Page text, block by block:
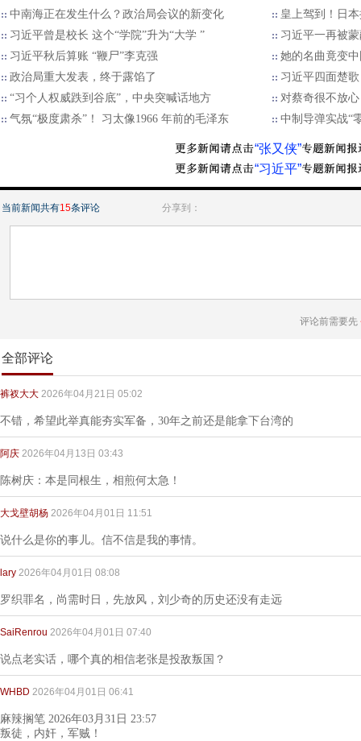
中南海正在发生什么？政治局会议的新变化
皇上驾到！日
习近平曾是校长 这个“学院”升为“大学 ”
习近平一再被
习近平秋后算账 “鞭尸”李克强
她的名曲竟变
政治局重大发表，终于露馅了
习近平四面楚
“习个人权威跌到谷底”，中央突喊话地方
对蔡奇很不放
气氛“极度肃杀”！ 习太像1966 年前的毛泽东
中制导弹实战“
“张又侠”
“习近平”
当前新闻共有15条评论 分享到：
评论前需要先
全部评论
裤衩大大 2026年04月21日 05:02
不错，希望此举真能夯实军备，30年之前还是能拿下台湾的
阿庆 2026年04月13日 03:43
陈树庆：本是同根生，相煎何太急！
大戈壁胡杨 2026年04月01日 11:51
说什么是你的事儿。信不信是我的事情。
lary 2026年04月01日 08:08
罗织罪名，尚需时日，先放风，刘少奇的历史还没有走远
SaiRenrou 2026年04月01日 07:40
说点老实话，哪个真的相信老张是投敌叛国？
WHBD 2026年04月01日 06:41
麻辣搁笔 2026年03月31日 23:57
叛徒，内奸，军贼！